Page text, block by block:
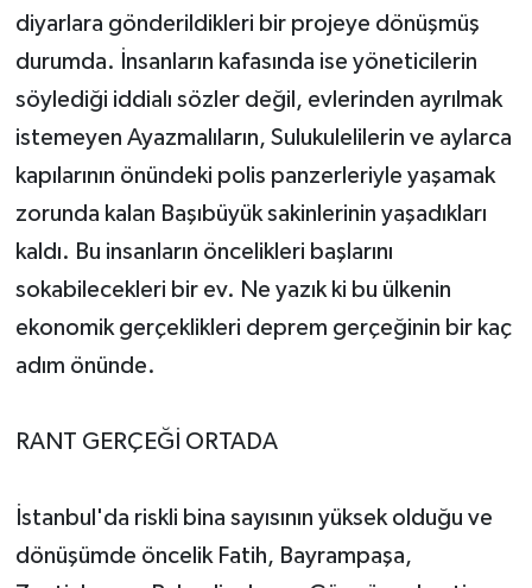
diyarlara gönderildikleri bir projeye dönüşmüş
durumda. İnsanların kafasında ise yöneticilerin
söylediği iddialı sözler değil, evlerinden ayrılmak
istemeyen Ayazmalıların, Sulukulelilerin ve aylarca
kapılarının önündeki polis panzerleriyle yaşamak
zorunda kalan Başıbüyük sakinlerinin yaşadıkları
kaldı. Bu insanların öncelikleri başlarını
sokabilecekleri bir ev. Ne yazık ki bu ülkenin
ekonomik gerçeklikleri deprem gerçeğinin bir kaç
adım önünde.
RANT GERÇEĞİ ORTADA
İstanbul'da riskli bina sayısının yüksek olduğu ve
dönüşümde öncelik Fatih, Bayrampaşa,